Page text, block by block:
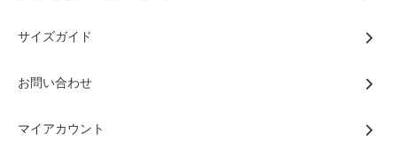
サイズガイド
お問い合わせ
マイアカウント